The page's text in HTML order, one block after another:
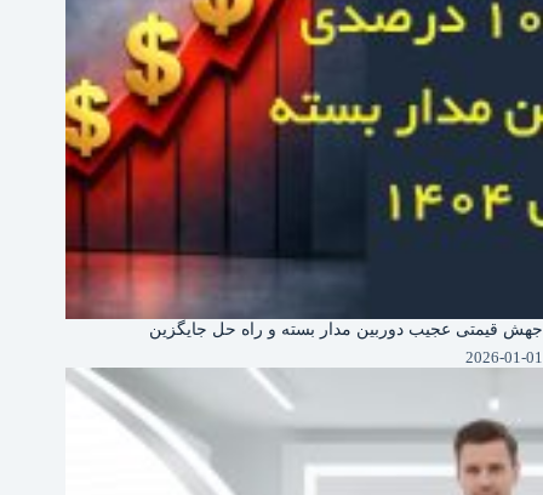
جهش قیمتی عجیب دوربین‌ مدار بسته و راه حل جایگزین
2026-01-01